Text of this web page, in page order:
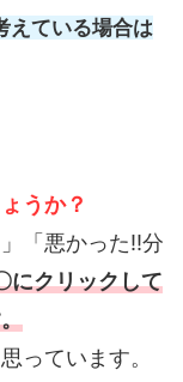
えている場合は
うか？
「悪かった!!分
にクリックして
っています。